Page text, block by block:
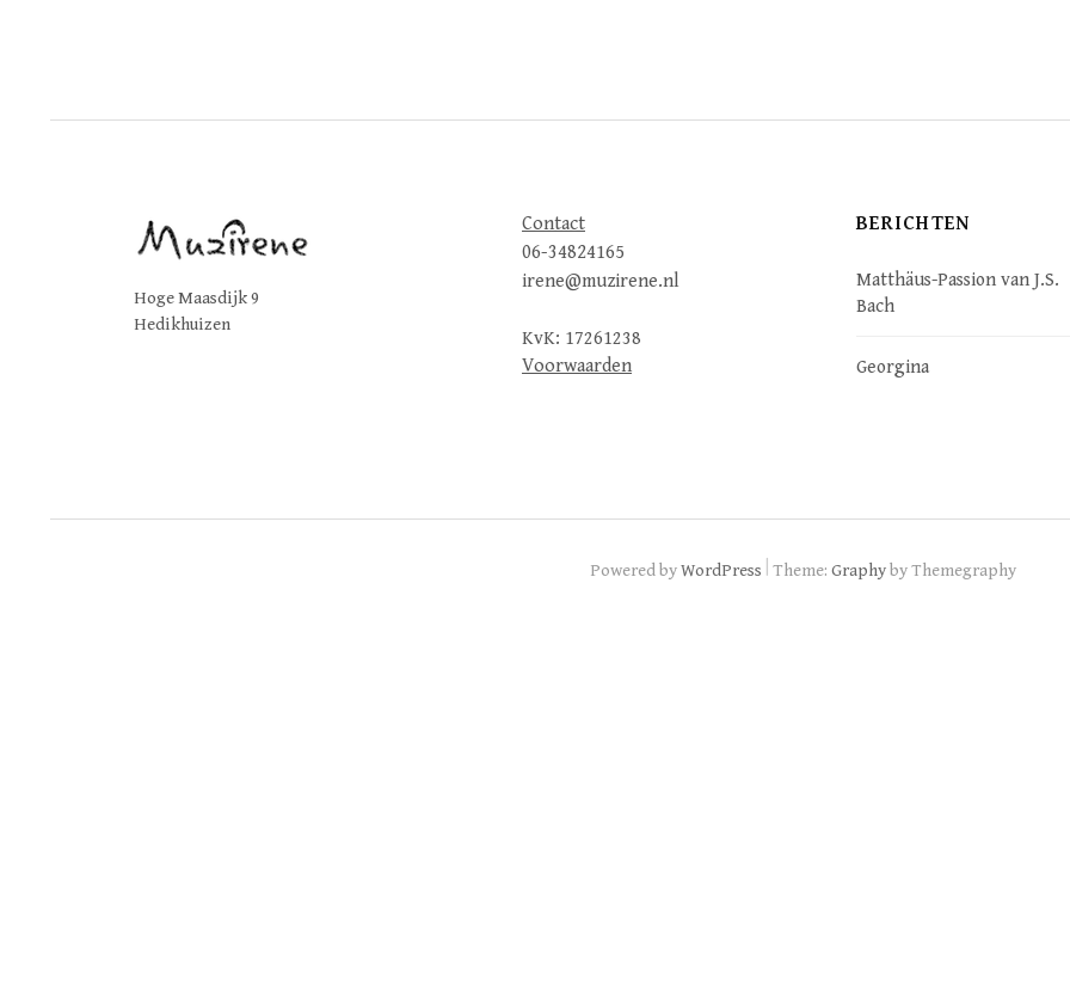
Hoge Maasdijk 9
Hedikhuizen
Contact
06-34824165
irene@muzirene.nl
KvK: 17261238
Voorwaarden
BERICHTEN
Matthäus-Passion van J.S.
Bach
Georgina
Powered byWordPress Theme: Graphyby Themegraphy